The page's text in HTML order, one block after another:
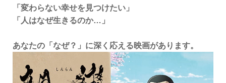
「変わらない幸せを見つけたい」
「人はなぜ生きるのか…」
あなたの「なぜ？」に深く応える映画があります。